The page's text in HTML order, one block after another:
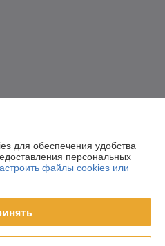
для обеспечения удобства
персональных
файлы cookies или